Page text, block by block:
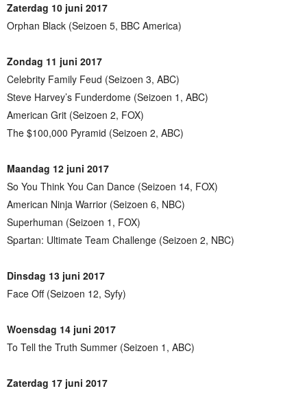
Zaterdag 10 juni 2017
Orphan Black (Seizoen 5, BBC America)
Zondag 11 juni 2017
Celebrity Family Feud (Seizoen 3, ABC)
Steve Harvey’s Funderdome (Seizoen 1, ABC)
American Grit (Seizoen 2, FOX)
The $100,000 Pyramid (Seizoen 2, ABC)
Maandag 12 juni 2017
So You Think You Can Dance (Seizoen 14, FOX)
American Ninja Warrior (Seizoen 6, NBC)
Superhuman (Seizoen 1, FOX)
Spartan: Ultimate Team Challenge (Seizoen 2, NBC)
Dinsdag 13 juni 2017
Face Off (Seizoen 12, Syfy)
Woensdag 14 juni 2017
To Tell the Truth Summer (Seizoen 1, ABC)
Zaterdag 17 juni 2017